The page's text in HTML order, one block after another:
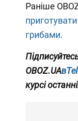
Раніше
грибами.
OBOZ.UA
курсі